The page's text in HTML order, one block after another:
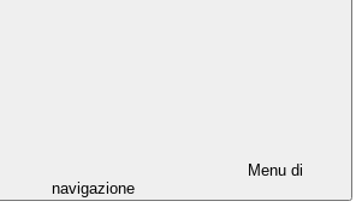
Menu di
navigazione